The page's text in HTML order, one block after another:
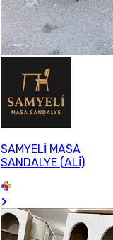
SAMYELİ MASA
SANDALYE (ALİ)